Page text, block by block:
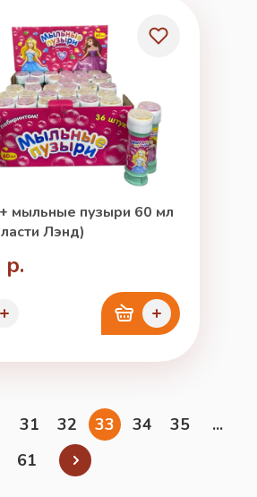
мыльные пузыри 60 мл
Лэнд)
р.
31 32 33 34 35
...
61